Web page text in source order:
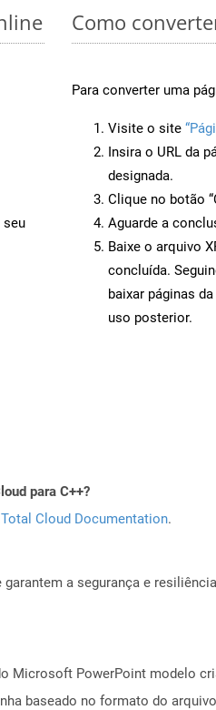
seu
Como
Para converter uma
Visite o site
Insira o URL da
designada.
Clique no botão
Aguarde a
Baixe o arquivo
concluída.
baixar páginas
uso posterior.
para C++?
Cloud Documentation.
a segurança e
Microsoft PowerPoint modelo
baseado no formato do